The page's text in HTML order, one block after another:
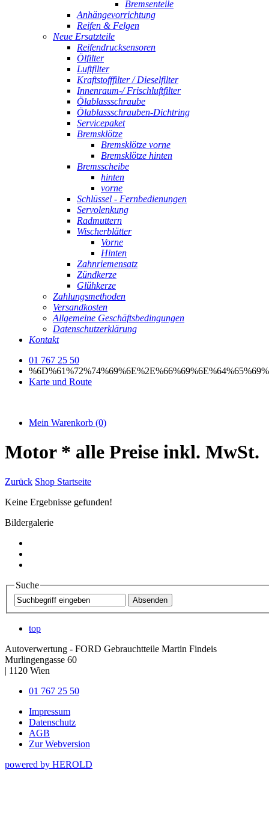
Bremsenteile
Anhängevorrichtung
Reifen & Felgen
Neue Ersatzteile
Reifendrucksensoren
Ölfilter
Luftfilter
Kraftstofffilter / Dieselfilter
Innenraum-/ Frischluftfilter
Ölablassschraube
Ölablassschrauben-Dichtring
Servicepaket
Bremsklötze
Bremsklötze vorne
Bremsklötze hinten
Bremsscheibe
hinten
vorne
Schlüssel - Fernbedienungen
Servolenkung
Radmuttern
Wischerblätter
Vorne
Hinten
Zahnriemensatz
Zündkerze
Glühkerze
Zahlungsmethoden
Versandkosten
Allgemeine Geschäftsbedingungen
Datenschutzerklärung
Kontakt
01 767 25 50
Karte und Route
Mein Warenkorb (0)
Motor * alle Preise inkl. MwSt.
Zurück Shop Startseite
Keine Ergebnisse gefunden!
Bildergalerie
Suche
top
Autoverwertung - FORD Gebrauchtteile Martin Findeis
Murlingengasse 60
1120 Wien
01 767 25 50
Impressum
Datenschutz
AGB
Zur Webversion
powered by HEROLD